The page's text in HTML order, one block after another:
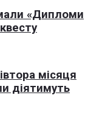
«Дипломи
місяця
діятимуть